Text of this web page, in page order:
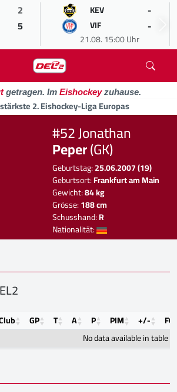
2
5
KEV -
VIF -
21.08. 15:00 Uhr
getragen. Im Eishockeyzuhause.
2. Eishockey-Liga Europas
#52 Jonathan
Peper(GK)
Geburtstag:25.06.2007 (19)
Geburtsort:Frankfurt am Main
Gewicht:84 kg
Grösse:188 cm
Schusshand:R
Nationalität:
GP T A P PIM +/-
No data available in table